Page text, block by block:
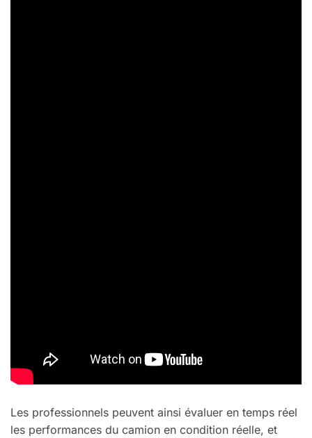
Les professionnels peuvent ainsi évaluer en temps réel
les performances du camion en condition réelle, et